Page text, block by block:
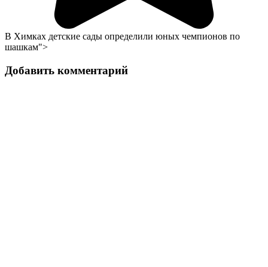
В Химках детские сады определили юных чемпионов по
шашкам">
Добавить комментарий